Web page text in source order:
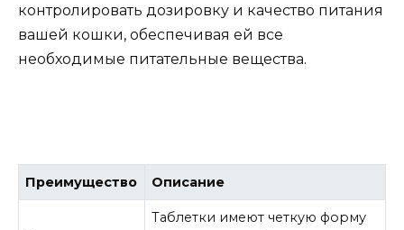
контролировать дозировку и качество питания
вашей кошки, обеспечивая ей все
необходимые питательные вещества.
Преимущество Описание
Таблетки имеют четкую форму